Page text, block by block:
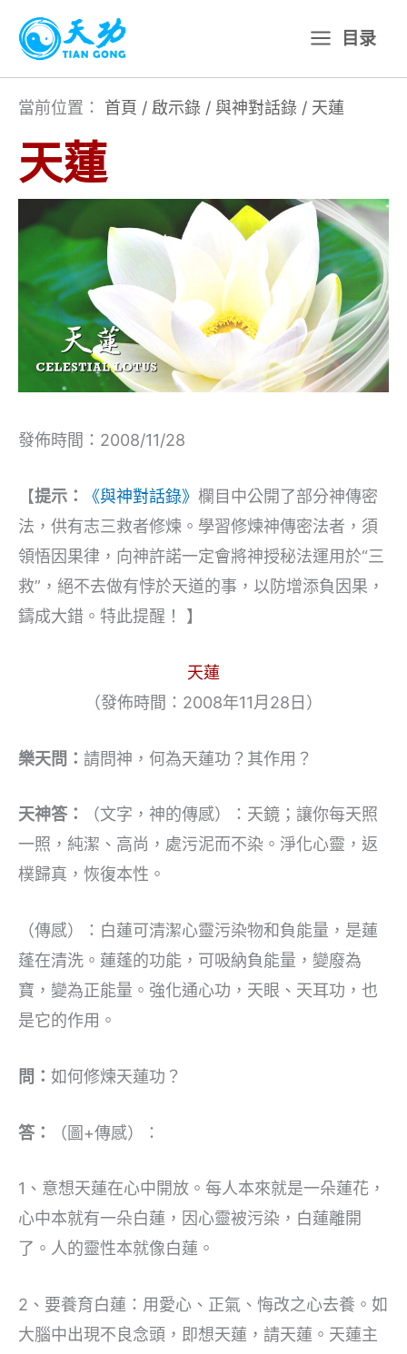
主
目录
當前位置： 首頁 / 啟示錄 / 與神對話錄 / 天蓮
天蓮
發佈時間：2008/11/28
【提示： 《與神對話錄》 欄目中公開了部分神傳密
法，供有志三救者修煉。學習修煉神傳密法者，須
領悟因果律，向神許諾一定會將神授秘法運用於“三
救”，絕不去做有悖於天道的事，以防增添負因果，
鑄成大錯。特此提醒！ 】
天蓮
（發佈時間：2008年11月28日）
樂天問： 請問神，何為天蓮功？其作用？
天神答：
（文字，神的傳感）：天鏡；讓你每天照
一照，純潔、高尚，處污泥而不染。淨化心靈，返
樸歸真，恢復本性。
（傳感）：白蓮可清潔心靈污染物和負能量，是蓮
蓬在清洗。蓮蓬的功能，可吸納負能量，變廢為
寶，變為正能量。強化通心功，天眼、天耳功，也
是它的作用。
問： 如何修煉天蓮功？
答： （圖+傳感）：
1、意想天蓮在心中開放。每人本來就是一朵蓮花，
心中本就有一朵白蓮，因心靈被污染，白蓮離開
了。人的靈性本就像白蓮。
2、要養育白蓮：用愛心、正氣、悔改之心去養。如
大腦中出現不良念頭，即想天蓮，請天蓮。天蓮主